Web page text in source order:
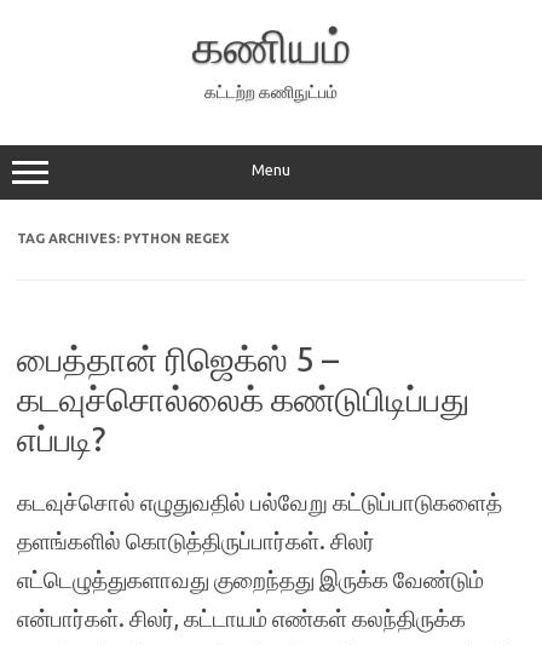
கணியம்
கட்டற்ற கணிநுட்பம்
Menu
TAG ARCHIVES: PYTHON REGEX
பைத்தான் ரிஜெக்ஸ் 5 –
கடவுச்சொல்லைக் கண்டுபிடிப்பது
எப்படி?
கடவுச்சொல் எழுதுவதில் பல்வேறு கட்டுப்பாடுகளைத்
தளங்களில் கொடுத்திருப்பார்கள். சிலர்
எட்டெழுத்துகளாவது குறைந்தது இருக்க வேண்டும்
என்பார்கள். சிலர், கட்டாயம் எண்கள் கலந்திருக்க